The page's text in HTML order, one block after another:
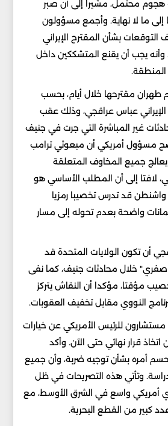
هجوم محتمل، مشيرا إلى أن صبر
ما لا نهاية. وأجمع مسؤولون
بشأن المقترح الإيراني
وأنه يجب أن يقنع المتشككين داخل
المنطقة.
مقترحها خلال أيام، بحسب
الإيراني عباس عراقجي، وذلك عقب
غير المباشرة التي جرت في جنيف
مسؤول أمريكي أن مبعوثي ترامب
جميع المخاوف المتعلقة
لافتا إلى أن المطلب الأساسي هو
قد تدرس تخصيبا رمزيا
واضحة بعدم تحوله إلى مسار
أن تكون الولايات المتحدة قد
خلال محادثات جنيف، كما نفى
مؤقتا، مؤكدا أن النقاش يتركز
النووي مقابل تخفيف العقوبات.
للرئيس الأمريكي عن خيارات
قرار نهائي حتى الآن. وأكد
أمره بشأن توجيه ضربة، وأن جميع
وتأتي هذه التصريحات في ظل
أمريكي واسع في الشرق الأوسط، مع
كبير من القطع البحرية.